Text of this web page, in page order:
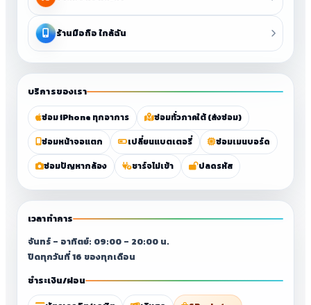
ร้านมือถือ ใกล้ฉัน
บริการของเรา
ซ่อม iPhone ทุกอาการ
ซ่อมทั่วภาคใต้ (ส่งซ่อม)
ซ่อมหน้าจอแตก
เปลี่ยนแบตเตอรี่
ซ่อมเมนบอร์ด
ซ่อมปัญหากล้อง
ชาร์จไม่เข้า ปลดรหัส
เวลาทำการ
จันทร์ – อาทิตย์: 09:00 – 20:00 น.
ปิดทุกวันที่ 16 ของทุกเดือน
ชำระเงิน/ผ่อน